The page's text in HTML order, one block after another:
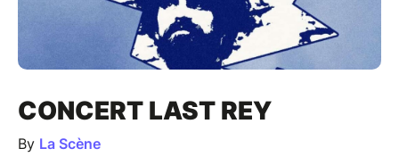
CONCERT LAST REY
By La Scène